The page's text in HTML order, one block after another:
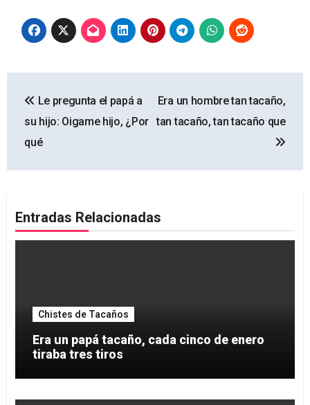
de
entradas
Le pregunta el papá a
su hijo: Oigame hijo, ¿Por
qué
Era un hombre tan tacaño,
tan tacaño, tan tacaño que
Entradas Relacionadas
Chistes de Tacaños
Era un papá tacaño, cada cinco de enero
tiraba tres tiros